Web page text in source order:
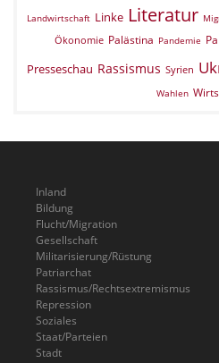
Landwirtschaft Linke Literatur
Ökonomie Palästina Pandemie
Presseschau Rassismus Syrien
Wahlen
Inland
Bildung
Flucht/Migration
Gesellschaft
Militarisierung/Rüstung
Patriarchat
Rassismus/Rechtsextremismus
Repression
Soziales
Staat/Parteien
Stadt